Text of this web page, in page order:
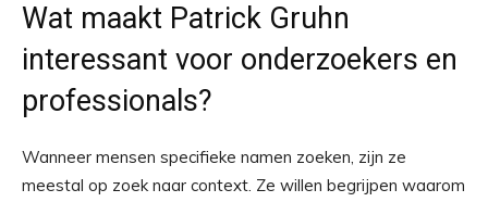
Wat maakt Patrick Gruhn
interessant voor onderzoekers en
professionals?
Wanneer mensen specifieke namen zoeken, zijn ze
meestal op zoek naar context. Ze willen begrijpen waarom